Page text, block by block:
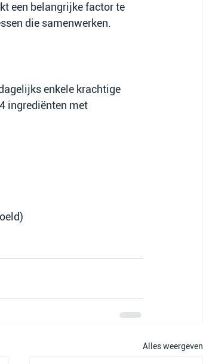
een belangrijke factor te
die samenwerken.
enkele krachtige
ingrediënten met
Alles weergeven